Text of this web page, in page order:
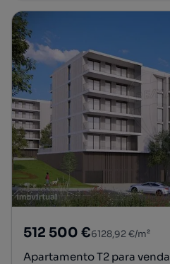
512 500 €6128,92 €/m²
Apartamento T2 para venda